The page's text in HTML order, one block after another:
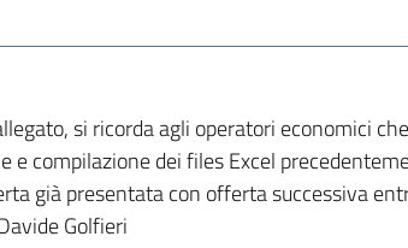
si ricorda agli operatori economici
compilazione dei files Excel
già presentata con offerta successiva
Golfieri